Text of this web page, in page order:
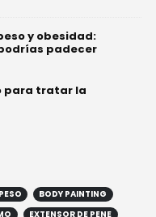
y obesidad:
padecer
para tratar la
BODY PAINTING
EXTENSOR DE PENE